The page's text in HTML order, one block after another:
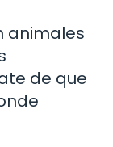
animales
de que